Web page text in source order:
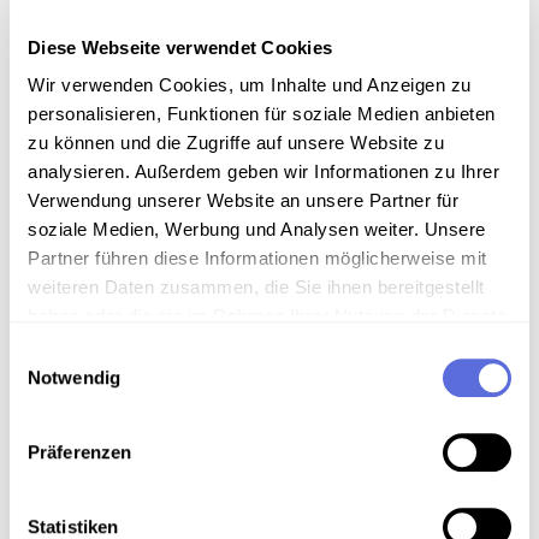
Diese Webseite verwendet Cookies
Wir verwenden Cookies, um Inhalte und Anzeigen zu
personalisieren, Funktionen für soziale Medien anbieten
zu können und die Zugriffe auf unsere Website zu
analysieren. Außerdem geben wir Informationen zu Ihrer
Verwendung unserer Website an unsere Partner für
soziale Medien, Werbung und Analysen weiter. Unsere
Partner führen diese Informationen möglicherweise mit
weiteren Daten zusammen, die Sie ihnen bereitgestellt
Notwendig
Präferenzen
Statistiken
Thematisierung von Religion und religiösen Praktiken
innerhalb der Filme des ÖWF
Verwendung von Originalton in den ÖWF-Filmen
Materielle Kultur im ethnographischen Film
Dokumentationsfilme am ÖWF
Rituale und ihre Dokumentation
Holzbearbeitung und -verarbeitung im Kontext der
Historische Filmdokumente in der Sammlung des ÖWF